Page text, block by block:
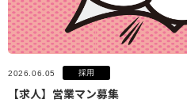
2026.06.05 採用
【求人】営業マン募集